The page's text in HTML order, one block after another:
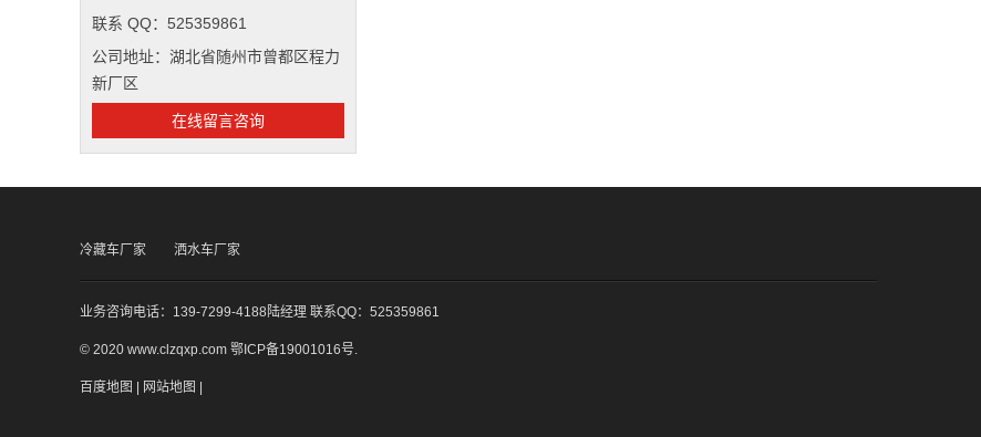
联系 QQ：525359861
公司地址：湖北省随州市曾都区程力
新厂区
在线留言咨询
冷藏车厂家 洒水车厂家
业务咨询电话：139-7299-4188陆经理 联系QQ：525359861
© 2020 www.clzqxp.com 鄂ICP备19001016号
百度地图 | 网站地图 |